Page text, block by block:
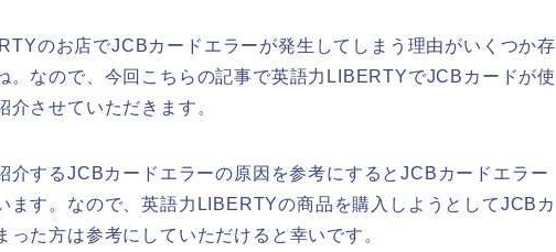
のお店でJCBカードエラーが発生してしまう理由がいくつか存
。なので、今回こちらの記事で英語力LIBERTYでJCBカードが使
介させていただきます。
介するJCBカードエラーの原因を参考にするとJCBカードエラー
ます。なので、英語力LIBERTYの商品を購入しようとしてJCBカ
った方は参考にしていただけると幸いです。